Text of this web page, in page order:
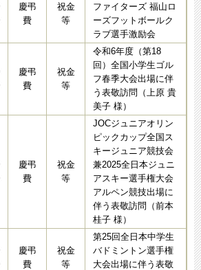
慶弔
費
祝金
等
ファイターズ 福山ロ
ーズフットボールク
ラブ選手激励会
慶弔
費
祝金
等
令和6年度（第18
回）全国小学生ゴル
フ春季大会出場に伴
う表敬訪問（上原 貴
美子 様）
慶弔
費
祝金
等
JOCジュニアオリン
ピックカップ全国ス
キージュニア競技会
兼2025全日本ジュニ
アスキー選手権大会
アルペン競技出場に
伴う表敬訪問（前本
桂子 様）
慶弔
費
祝金
等
第25回全日本中学生
バドミントン選手権
大会出場に伴う表敬